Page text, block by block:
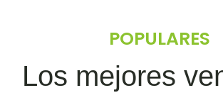
POPULARES
Los mejores